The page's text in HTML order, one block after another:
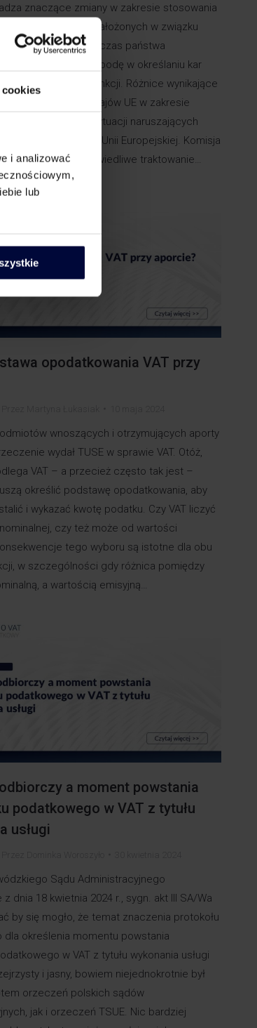
i analizować
lub
znaczące zmiany w zakresie stosowania
unijnych sankcji nałożonych w związku
na Ukrainę. Dotychczas państwa
UE miały pełną swobodę w określaniu kar
obowiązujących sankcji. Różnice wynikające
ustawodawstwa krajów UE w zakresie
doprowadziły do sytuacji naruszających
rynku wewnętrznego Unii Europejskiej. Komisja
zapewnić sprawiedliwe traktowanie…
opodatkowania VAT przy
wnoszących i otrzymujących aporty
wydał TUSE w sprawie VAT. Otóż,
VAT – a przecież często tak jest –
określić podstawę opodatkowania, aby
i wykazać kwotę podatku. Czy VAT liczyć
czy też może od wartości
tego wyboru są istotne dla obu
w szczególności gdy różnica pomiędzy
a wartością emisyjną…
a moment powstania
podatkowego w VAT z tytułu
usługi
Sądu Administracyjnego
z dnia 18 kwietnia 2024 r., sygn. akt III SA/Wa
by się mogło, że temat znaczenia protokołu
określenia momentu powstania
w VAT z tytułu wykonania usługi
i jasny, bowiem niejednokrotnie był
orzeczeń polskich sądów
jak i orzeczeń TSUE. Nic bardziej